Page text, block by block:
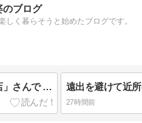
のブログ
しく暮らそうと始めたブログです。
ランチは油川の「麺処 橘商店」さんで / 豊富なメニューから「背脂煮干」を「大盛」でオーダー
27時間前